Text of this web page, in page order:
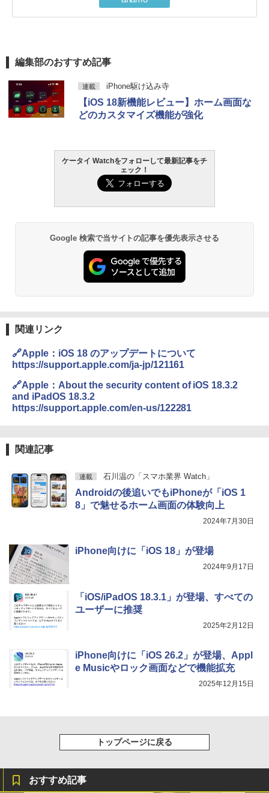
編集部のおすすめ記事
連載 iPhone駆け込み寺
【iOS 18新機能レビュー】ホーム画面な
どのカスタマイズ機能が強化
ケータイ Watchをフォローして最新記事をチ
ェック！
Google 検索で当サイトの記事を優先表示させる
関連リンク
🔗Apple：iOS 18 のアップデートについて
https://support.apple.com/ja-jp/121161
🔗Apple：About the security content of iOS 18.3.2
and iPadOS 18.3.2
https://support.apple.com/en-us/122281
関連記事
連載 石川温の「スマホ業界 Watch」
Androidの後追いでもiPhoneが「iOS 1
8」で魅せるホーム画面の体験向上
2024年7月30日
iPhone向けに「iOS 18」が登場
2024年9月17日
「iOS/iPadOS 18.3.1」が登場、すべての
ユーザーに推奨
2025年2月12日
iPhone向けに「iOS 26.2」が登場、Appl
e Musicやロック画面などで機能拡充
2025年12月15日
トップページに戻る
おすすめ記事